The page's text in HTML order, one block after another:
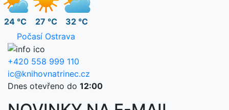
24 °C 27 °C
32 °C
Počasí Ostrava
+420 558 999 110
ic@knihovnatrinec.cz
Dnes otevřeno do 12:00